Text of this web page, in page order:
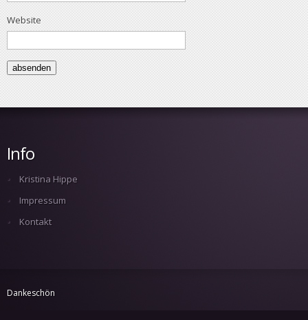
Website
Info
Kristina Hippe
Impressum
Kontakt
Dankeschön